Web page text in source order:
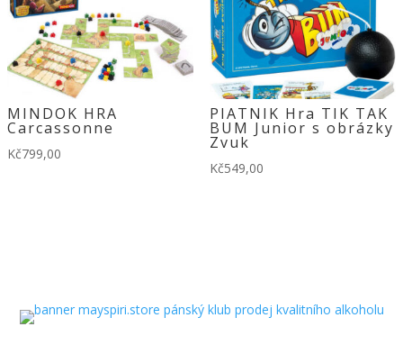
MINDOK HRA
Carcassonne
Kč799,00
PIATNIK Hra TIK TAK
BUM Junior s obrázky
Zvuk
Kč549,00